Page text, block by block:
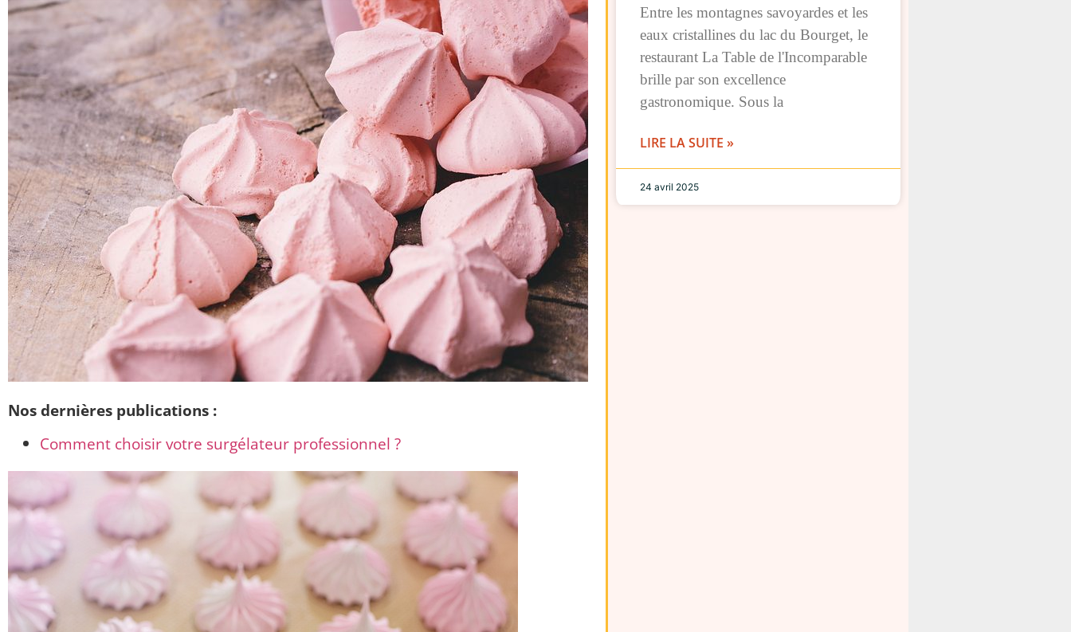
Nos dernières publications :
Comment choisir votre surgélateur professionnel ?
Entre les montagnes savoyardes et les
eaux cristallines du lac du Bourget, le
restaurant La Table de l'Incomparable
brille par son excellence
gastronomique. Sous la
LIRE LA SUITE »
24 avril 2025